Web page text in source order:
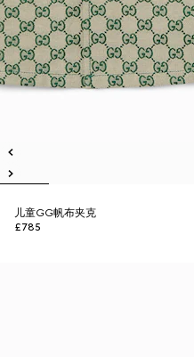
儿童GG帆布夹克
£785